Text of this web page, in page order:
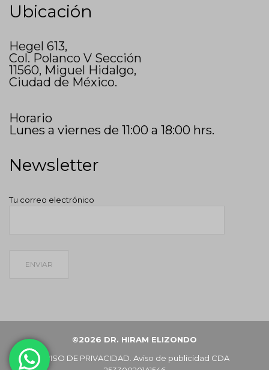
Ubicación
Hegel 613,
Col. Polanco V Sección
11560, Miguel Hidalgo,
Ciudad de México.
Horario
Lunes a viernes de 11:00 a 18:00 hrs.
Newsletter
Tu correo electrónico
©2026 DR. HIRAM ELIZONDO
AVISO DE PRIVACIDAD . Aviso de publicidad CDA